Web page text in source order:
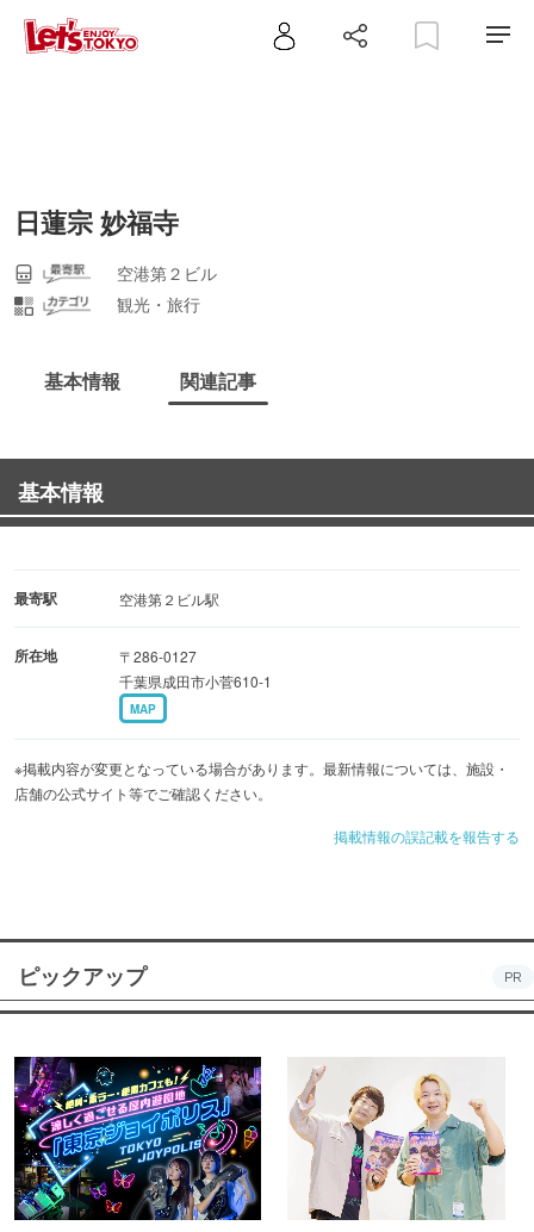
日蓮宗 妙福寺
空港第２ビル
観光・旅行
基本情報 関連記事
基本情報
最寄駅 空港第２ビル駅
所在地
〒286-0127
千葉県成田市小菅610-1
MAP
※掲載内容が変更となっている場合があります。最新情報については、施設・
店舗の公式サイト等でご確認ください。
掲載情報の誤記載を報告する
ピックアップ PR